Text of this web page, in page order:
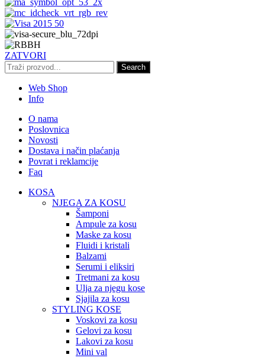
ZATVORI
Search
Web Shop
Info
O nama
Poslovnica
Novosti
Dostava i način plaćanja
Povrat i reklamcije
Faq
KOSA
NJEGA ZA KOSU
Šamponi
Ampule za kosu
Maske za kosu
Fluidi i kristali
Balzami
Serumi i eliksiri
Tretmani za kosu
Ulja za njegu kose
Sjajila za kosu
STYLING KOSE
Voskovi za kosu
Gelovi za kosu
Lakovi za kosu
Mini val